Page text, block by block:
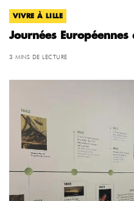
VIVRE À LILLE
Journées
3 MINS DE LECTURE